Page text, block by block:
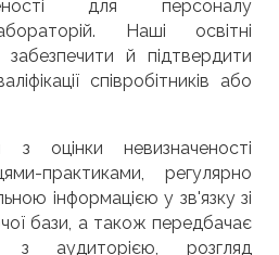
для персоналу
Наші освітні
й підтвердити
співробітників або
з оцінки невизначеності
практиками, регулярно
інформацією у зв'язку зі
бази, а також передбачає
з аудиторією, розгляд